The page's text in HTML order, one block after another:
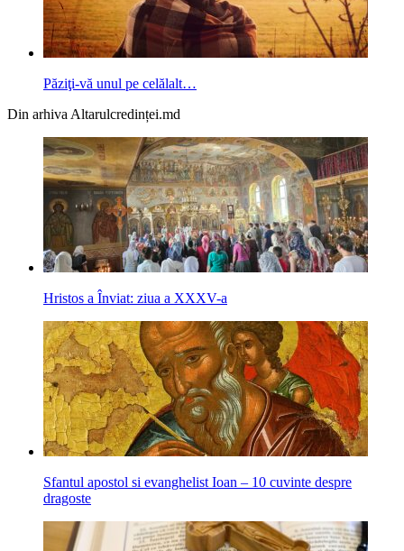
Păziţi-vă unul pe celălalt…
Din arhiva Altarulcredinței.md
Hristos a Înviat: ziua a XXXV-a
Sfantul apostol si evanghelist Ioan – 10 cuvinte despre
dragoste